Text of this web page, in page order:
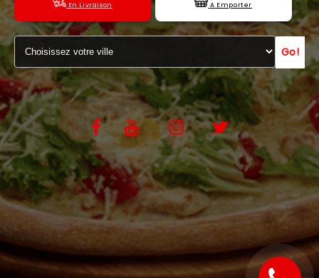
En Livraison A Emporter
Go!